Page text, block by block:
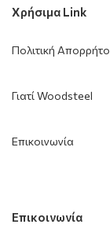
Χρήσιμα Link
Πολιτική
Γιατί Woodsteel
Επικοινωνία
Επικοινωνία